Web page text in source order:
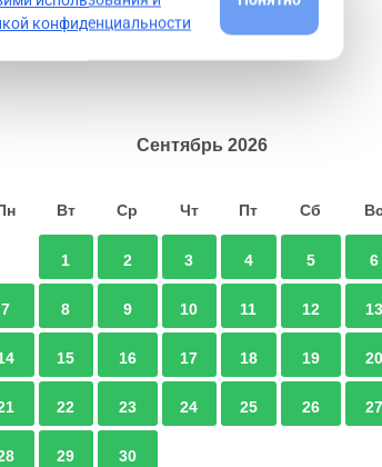
Сентябрь 2026
Вт Ср Чт Пт Сб
1 2 3 4 5 6
7 8 9 10 11 12 13
15 16 17 18 19 20
22 23 24 25 26 27
29 30
конфиденциальности